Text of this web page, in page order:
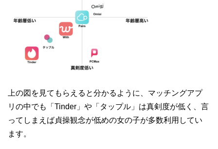
上の図を見てもらえると分かるように、マッチングアプ
リの中でも「Tinder」や「タップル」は真剣度が低く、言
ってしまえば貞操観念が低めの女の子が多数利用してい
ます。